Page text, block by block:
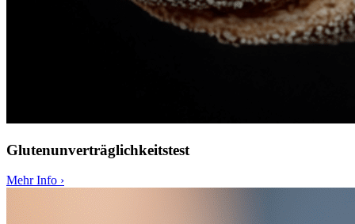
Glutenunverträglichkeitstest
Mehr Info ›